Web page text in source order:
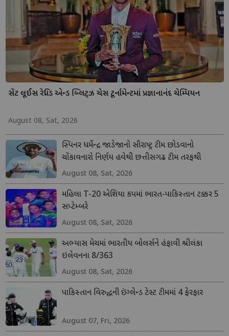
સેંટ લૂઈસ રેપિડ એન્ડ બ્લિટ્ઝ ચેસ ટૂર્નામેન્ટમાં પ્રજ્ઞાનાનંદ ચેમ્પિયન
August 08, Sat, 2026
સ્પિનર ધર્મેન્દ્ર જાડેજાનો સૌરાષ્ટ્ર ટીમ છોડવાનો
ચોંકાવનારો નિર્ણય હવેથી છત્તીસગઢ ટીમ તરફથી
ડોમેસ્ટિક ક્રિકેટ રમશે
August 08, Sat, 2026
મહિલા T-20 એશિયા કપમાં ભારત-પાકિસ્તાન ટક્કર 5
સપ્ટેમ્બરે
August 08, Sat, 2026
અભ્યાસ મેચમાં ભારતીય બોલર્સને હંફાવી શ્રીલંકા
ઇલેવનના 8/363
August 08, Sat, 2026
પાકિસ્તાન વિરુદ્ધની ઇંગ્લેન્ડ ટેસ્ટ ટીમમાં 4 ફેરફાર
August 07, Fri, 2026